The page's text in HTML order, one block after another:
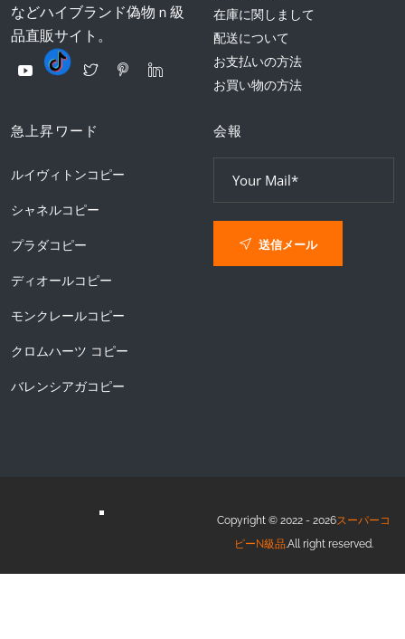
などハイブランド偽物ｎ級
品直販サイト。
在庫に関しまして
配送について
お支払いの方法
お買い物の方法
急上昇ワード
ルイヴィトンコピー
シャネルコピー
プラダコピー
ディオールコピー
モンクレールコピー
クロムハーツ コピー
バレンシアガコピー
会報
送信メール
Copyright © 2022 - 2026スーパーコ
ピーN級品.All right reserved.